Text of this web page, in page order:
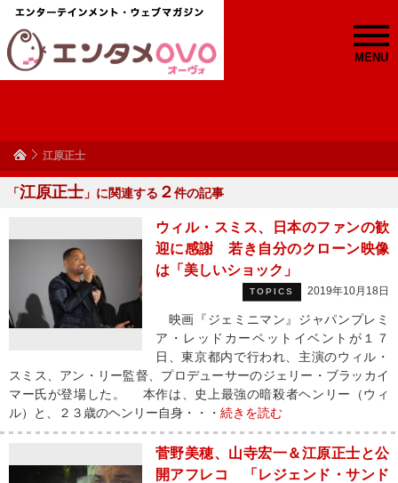
MENU
江原正士
「江原正士 」に関連する ２件の記事
ウィル・スミス、日本のファンの歓
迎に感謝 若き自分のクローン映像
は「美しいショック」
TOPICS 2019年10月18日
映画『ジェミニマン』ジャパンプレミ
ア・レッドカーペットイベントが１７
日、東京都内で行われ、主演のウィル・
スミス、アン・リー監督、プロデューサーのジェリー・ブラッカイ
マー氏が登場した。 本作は、史上最強の暗殺者ヘンリー（ウィ
ル）と、２３歳のヘンリー自身・・・ 続きを読む
菅野美穂、山寺宏一＆江原正士と公
開アフレコ 「レジェンド・サンド